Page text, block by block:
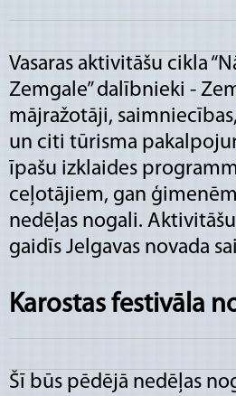
Vasaras aktivitāšu cikla
Zemgale” dalībnieki -
mājražotāji,
un citi tūrisma
īpašu izklaides
ceļotājiem, gan
nedēļas nogali.
gaidīs Jelgavas novada
Karostas festivāla
Šī būs pēdējā nedēļas